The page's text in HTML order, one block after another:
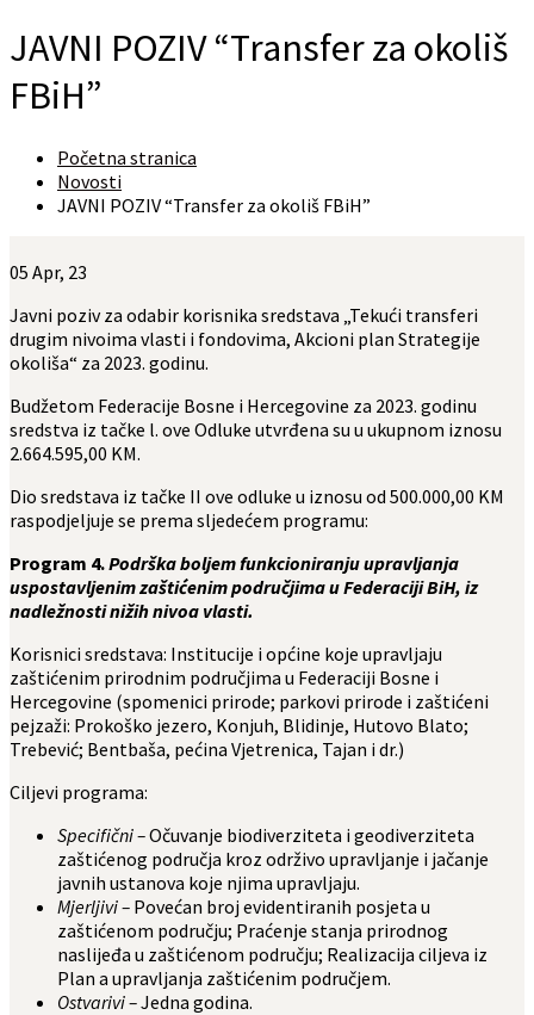
JAVNI POZIV “Transfer za okoliš
FBiH”
Početna stranica
Novosti
JAVNI POZIV “Transfer za okoliš FBiH”
05 Apr, 23
Javni poziv za odabir korisnika sredstava „Tekući transferi
drugim nivoima vlasti i fondovima, Akcioni plan Strategije
okoliša“ za 2023. godinu.
Budžetom Federacije Bosne i Hercegovine za 2023. godinu
sredstva iz tačke l. ove Odluke utvrđena su u ukupnom iznosu
2.664.595,00 KM.
Dio sredstava iz tačke II ove odluke u iznosu od 500.000,00 KM
raspodjeljuje se prema sljedećem programu:
Program 4.Podrška boljem funkcioniranju upravljanja
uspostavljenim zaštićenim područjima u Federaciji BiH, iz
nadležnosti nižih nivoa vlasti.
Korisnici sredstava: Institucije i općine koje upravljaju
zaštićenim prirodnim područjima u Federaciji Bosne i
Hercegovine (spomenici prirode; parkovi prirode i zaštićeni
pejzaži: Prokoško jezero, Konjuh, Blidinje, Hutovo Blato;
Trebević; Bentbaša, pećina Vjetrenica, Tajan i dr.)
Ciljevi programa:
Specifični –Očuvanje biodiverziteta i geodiverziteta
zaštićenog područja kroz održivo upravljanje i jačanje
javnih ustanova koje njima upravljaju.
Mjerljivi – Povećan broj evidentiranih posjeta u
zaštićenom području; Praćenje stanja prirodnog
naslijeđa u zaštićenom području; Realizacija ciljeva iz
Plan a upravljanja zaštićenim područjem.
Ostvarivi –Jedna godina.